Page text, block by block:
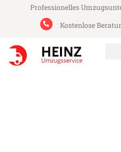
Professionelles
Kostenlose